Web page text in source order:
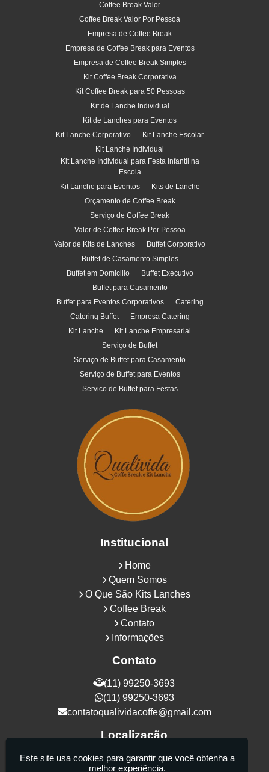
Coffee Break Valor
Coffee Break Valor Por Pessoa
Empresa de Coffee Break
Empresa de Coffee Break para Eventos
Empresa de Coffee Break Simples
Kit Coffee Break Corporativa
Kit Coffee Break para 50 Pessoas
Kit de Lanche Individual
Kit de Lanches para Eventos
Kit Lanche Corporativo
Kit Lanche Escolar
Kit Lanche Individual
Kit Lanche Individual para Festa Infantil na
Escola
Kit Lanche para Eventos
Kits de Lanche
Orçamento de Coffee Break
Serviço de Coffee Break
Valor de Coffee Break Por Pessoa
Valor de Kits de Lanches
Buffet Corporativo
Buffet de Casamento Simples
Buffet em Domicilio
Buffet Executivo
Buffet para Casamento
Buffet para Eventos Corporativos
Catering
Catering Buffet
Empresa Catering
Kit Lanche
Kit Lanche Empresarial
Serviço de Buffet
Serviço de Buffet para Casamento
Serviço de Buffet para Eventos
Servico de Buffet para Festas
Institucional
Home
Quem Somos
O Que São Kits Lanches
Coffee Break
Contato
Informações
Contato
(11) 99250-3693
(11) 99250-3693
contatoqualividacoffe@gmail.com
Localização
Rua Samurais, 27 - Vila Maria Alta - São
Este site usa cookies para garantir que você obtenha a
melhor experiência.